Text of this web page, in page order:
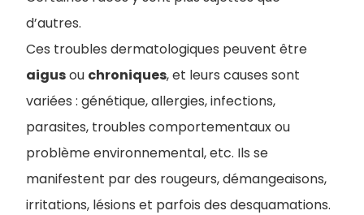
d’autres.
Ces troubles dermatologiques peuvent être
aigusou chroniques, et leurs causes sont
variées : génétique, allergies, infections,
parasites, troubles comportementaux ou
problème environnemental, etc. Ils se
manifestent par des rougeurs, démangeaisons,
irritations, lésions et parfois des desquamations.